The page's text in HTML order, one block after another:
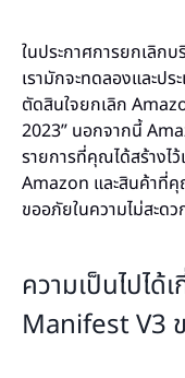
ในประกาศการยกเลิก
เรามักจะทดลองและป
ตัดสินใจยกเลิก
2023” นอกจากนี้
รายการที่คุณได้สร้าง
Amazon และสินค้าที่คุ
ขออภัยในความไม่สะด
ความเป็นไปได้
Manifest V3